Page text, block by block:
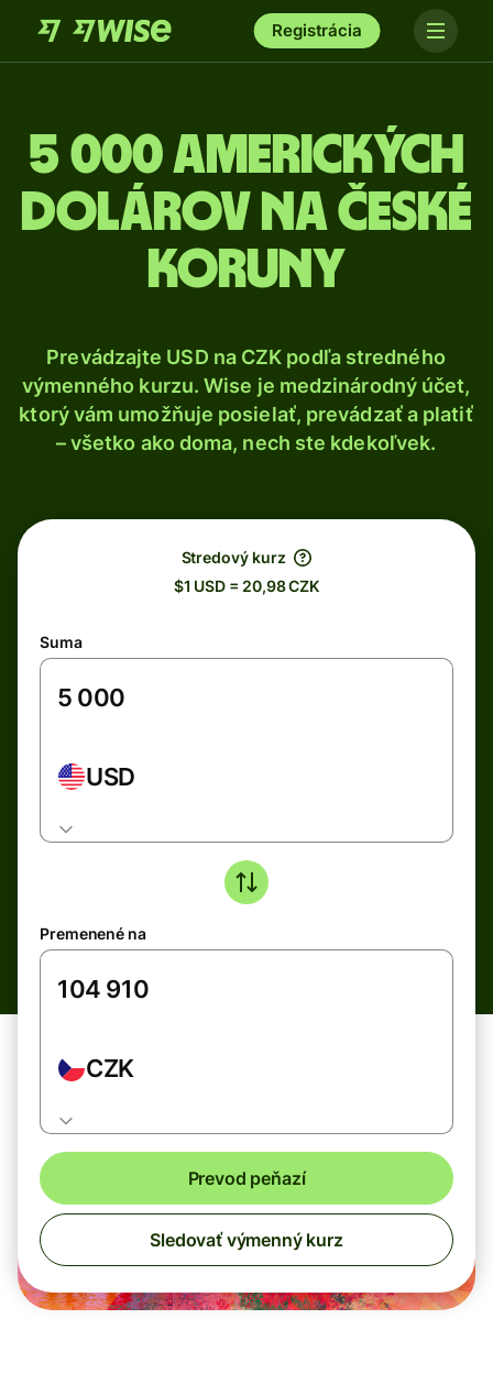
Registrácia
5 000 Amerických
dolárov na české
koruny
Prevádzajte USD na CZK podľa stredného
výmenného kurzu. Wise je medzinárodný účet,
ktorý vám umožňuje posielať, prevádzať a platiť
– všetko ako doma, nech ste kdekoľvek.
Stredový kurz
$1 USD = 20,98 CZK
Suma
USD
Premenené na
CZK
Prevod peňazí
Sledovať výmenný kurz